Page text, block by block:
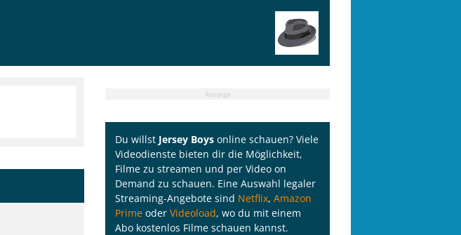
Anzeige
Du willst Jersey Boys online schauen? Viele
Videodienste bieten dir die Möglichkeit,
Filme zu streamen und per Video on
Demand zu schauen. Eine Auswahl legaler
Streaming-Angebote sind Netflix, Amazon
Prime oder Videoload, wo du mit einem
Abo kostenlos Filme schauen kannst.